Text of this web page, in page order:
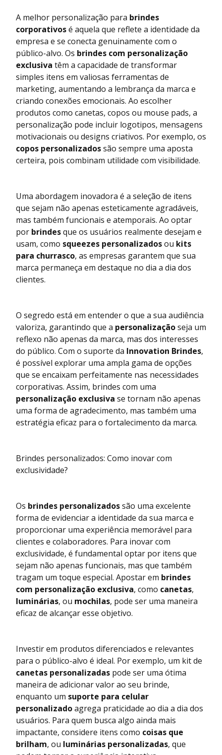
A melhor personalização para brindes
corporativosé aquela que reflete a identidade da
empresa e se conecta genuinamente com o
público-alvo. Os brindes com personalização
exclusiva têm a capacidade de transformar
simples itens em valiosas ferramentas de
marketing, aumentando a lembrança da marca e
criando conexões emocionais. Ao escolher
produtos como canetas, copos ou mouse pads, a
personalização pode incluir logotipos, mensagens
motivacionais ou designs criativos. Por exemplo, os
copos personalizadossão sempre uma aposta
certeira, pois combinam utilidade com visibilidade.
Uma abordagem inovadora é a seleção de itens
que sejam não apenas esteticamente agradáveis,
mas também funcionais e atemporais. Ao optar
por brindesque os usuários realmente desejam e
usam, como squeezes personalizadosou kits
para churrasco, as empresas garantem que sua
marca permaneça em destaque no dia a dia dos
clientes.
O segredo está em entender o que a sua audiência
valoriza, garantindo que a personalizaçãoseja um
reflexo não apenas da marca, mas dos interesses
do público. Com o suporte da Innovation Brindes,
é possível explorar uma ampla gama de opções
que se encaixam perfeitamente nas necessidades
corporativas. Assim, brindes com uma
personalização exclusiva se tornam não apenas
uma forma de agradecimento, mas também uma
estratégia eficaz para o fortalecimento da marca.
Brindes personalizados: Como inovar com
exclusividade?
Os brindes personalizadossão uma excelente
forma de evidenciar a identidade da sua marca e
proporcionar uma experiência memorável para
clientes e colaboradores. Para inovar com
exclusividade, é fundamental optar por itens que
sejam não apenas funcionais, mas que também
tragam um toque especial. Apostar em brindes
com personalização exclusiva, como canetas,
luminárias, ou mochilas, pode ser uma maneira
eficaz de alcançar esse objetivo.
Investir em produtos diferenciados e relevantes
para o público-alvo é ideal. Por exemplo, um kit de
canetas personalizadas pode ser uma ótima
maneira de adicionar valor ao seu brinde,
enquanto um suporte para celular
personalizadoagrega praticidade ao dia a dia dos
usuários. Para quem busca algo ainda mais
impactante, considere itens como coisas que
brilham, ou luminárias personalizadas, que